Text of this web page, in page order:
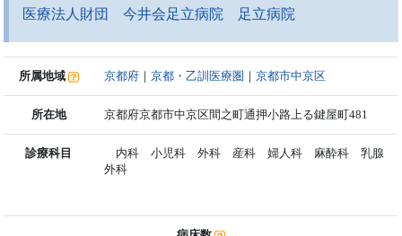
医療法人財団 今井会足立病院 足立病院
所属地域 京都府 ｜京都・乙訓医療圏 ｜京都市中京区
所在地 京都府京都市中京区間之町通押小路上る鍵屋町481
診療科目
内科 小児科 外科 産科 婦人科 麻酔科 乳腺
外科